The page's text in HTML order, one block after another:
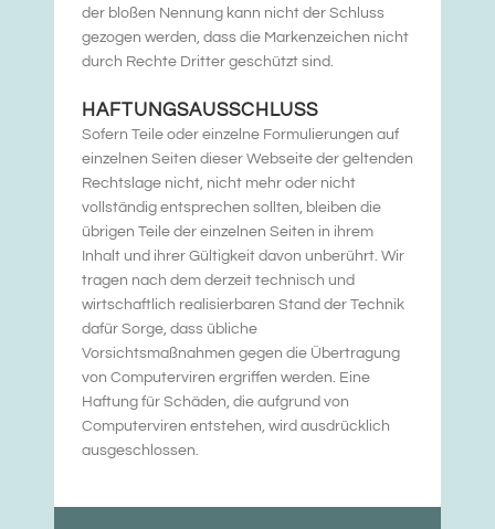
der bloßen Nennung kann nicht der Schluss
gezogen werden, dass die Markenzeichen nicht
durch Rechte Dritter geschützt sind.
HAFTUNGSAUSSCHLUSS
Sofern Teile oder einzelne Formulierungen auf
einzelnen Seiten dieser Webseite der geltenden
Rechtslage nicht, nicht mehr oder nicht
vollständig entsprechen sollten, bleiben die
übrigen Teile der einzelnen Seiten in ihrem
Inhalt und ihrer Gültigkeit davon unberührt. Wir
tragen nach dem derzeit technisch und
wirtschaftlich realisierbaren Stand der Technik
dafür Sorge, dass übliche
Vorsichtsmaßnahmen gegen die Übertragung
von Computerviren ergriffen werden. Eine
Haftung für Schäden, die aufgrund von
Computerviren entstehen, wird ausdrücklich
ausgeschlossen.